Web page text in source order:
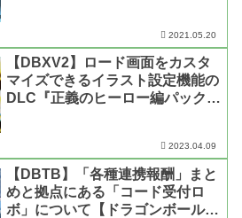
2021.05.20
【DBXV2】ロード画面をカスタ
マイズできるイラスト設定機能の
DLC『正義のヒーロー編パック第
2023.04.09
【DBTB】「各種連携報酬」まと
めと拠点にある「コード受付ロ
ボ」について【ドラゴンボール